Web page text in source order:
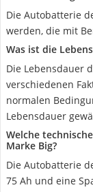
Die Autobatterie
werden, die mit
Was ist die
Die Lebensdauer
verschiedenen
normalen
Lebensdauer
Welche
Marke Big?
Die Autobatterie
75 Ah und eine